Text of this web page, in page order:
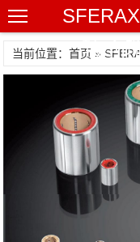
轴承|
当前位置：首页 »